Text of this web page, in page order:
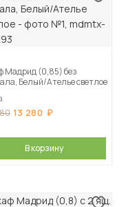
Мадрид (0,85) без
Белый/Ателье светлое
13 280
В корзину